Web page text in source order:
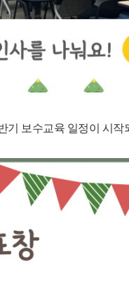
기 보수교육 일정이 시작